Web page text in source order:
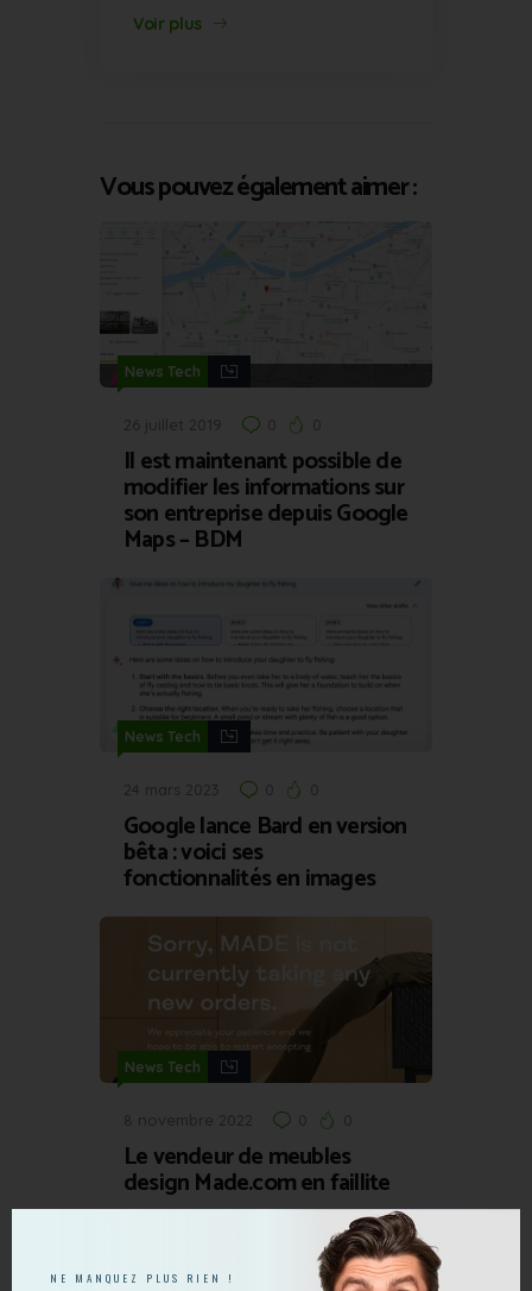
Voir plus
Vous pouvez également aimer :
News Tech
26 juillet 2019 0 0
Il est maintenant possible de
modifier les informations sur
son entreprise depuis Google
Maps – BDM
News Tech
24 mars 2023 0 0
Google lance Bard en version
bêta : voici ses
fonctionnalités en images
News Tech
8 novembre 2022 0 0
Le vendeur de meubles
design Made.com en faillite
NE MANQUEZ PLUS RIEN !